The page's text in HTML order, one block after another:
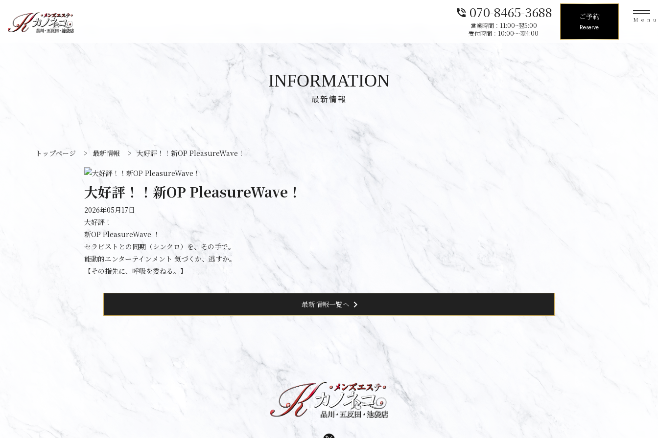
phone_in_talk 070-8465-3688
営業時間：11:00~翌5:00
受付時間：10:00〜翌4:00
ご予約
Reserve
最新情報
INFORMATION
トップページ > 最新情報 > 大好評！！新OP PleasureWave！
大好評！！新OP PleasureWave！
2026年05月17日
大好評！
新OP PleasureWave ！
セラピストとの同期（シンクロ）を、その手で。
能動的エンターテインメント 気づくか、逃すか。
【その指先に、呼吸を委ねる。】
最新情報一覧へ chevron_right